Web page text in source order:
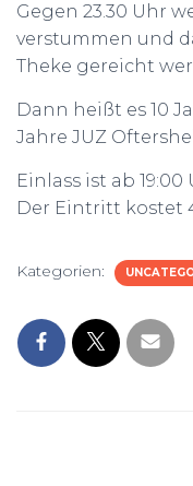
Gegen 23.30 Uhr
verstummen und
Theke gereicht
Dann heißt es 10
Jahre JUZ
Einlass ist ab
Der Eintritt kostet
Kategorien: